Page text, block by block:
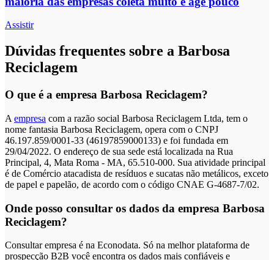
Assistir
Dúvidas frequentes sobre a Barbosa
Reciclagem
O que é a empresa Barbosa Reciclagem?
A empresa com a razão social Barbosa Reciclagem Ltda, tem o
nome fantasia Barbosa Reciclagem, opera com o CNPJ
46.197.859/0001-33 (46197859000133) e foi fundada em
29/04/2022. O endereço de sua sede está localizada na Rua
Principal, 4, Mata Roma - MA, 65.510-000. Sua atividade principal
é de Comércio atacadista de resíduos e sucatas não metálicos, exceto
de papel e papelão, de acordo com o código CNAE G-4687-7/02.
Onde posso consultar os dados da empresa Barbosa
Reciclagem?
Consultar empresa é na Econodata. Só na melhor plataforma de
prospecção B2B você encontra os dados mais confiáveis e